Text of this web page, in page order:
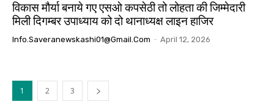
विकास मौर्या बनाये गए एसओ कपसेठी तो लोहता की जिम्मेदारी
मिली दिगम्बर उपाध्याय को दो थानाध्यक्ष लाइन हाजिर
Info.saveranewskashi01@gmail.com - April 12, 2026
1 2 3